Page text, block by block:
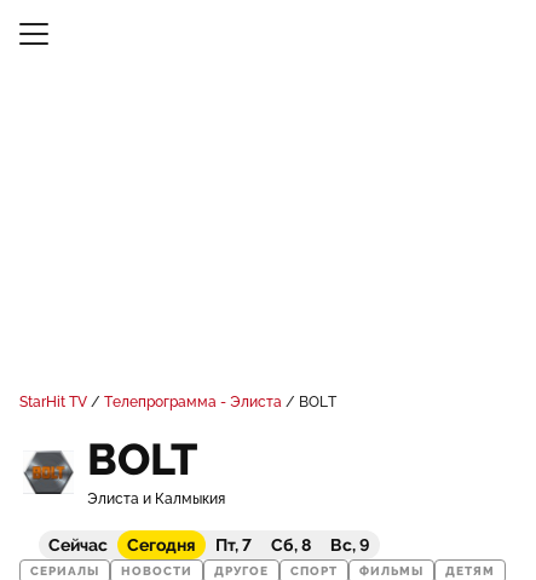
StarHit TV Телепрограмма - Элиста BOLT
BOLT
Элиста и Калмыкия
Сейчас Сегодня Пт, 7 Сб, 8 Вс, 9
СЕРИАЛЫ НОВОСТИ ДРУГОЕ СПОРТ ФИЛЬМЫ ДЕТЯМ